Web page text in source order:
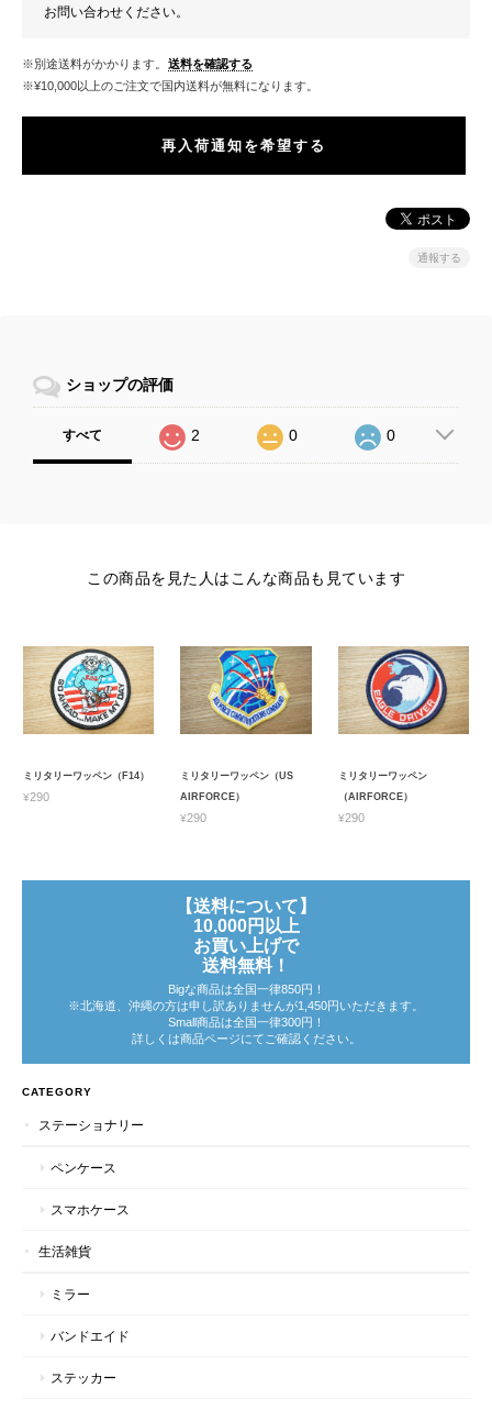
お問い合わせください。
※別途送料がかかります。 送料を確認する
※¥10,000以上のご注文で国内送料が無料になります。
再入荷通知を希望する
通報する
ショップの評価
すべて 2 0 0
この商品を見た人はこんな商品も見ています
ミリタリーワッペン（F14）
¥290
ミリタリーワッペン（US
AIRFORCE）
¥290
ミリタリーワッペン
（AIRFORCE）
¥290
【送料について】
10,000円以上
お買い上げで
送料無料！
Bigな商品は全国一律850円！
※北海道、沖縄の方は申し訳ありませんが1,450円いただきます。
Small商品は全国一律300円！
詳しくは商品ページにてご確認ください。
CATEGORY
ステーショナリー
ペンケース
スマホケース
生活雑貨
ミラー
バンドエイド
ステッカー